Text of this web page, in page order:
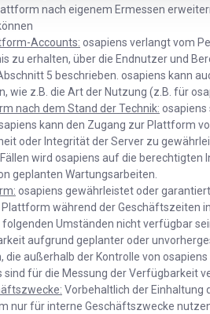
nach eigenem Ermessen
Accounts: osapiens verlangt vom
zu erhalten, über die Endnutzer und
5 beschrieben. osapiens kann
wie z.B. die Art der Nutzung (z.B. für
nach dem Stand der Technik:
kann den Zugang zur Plattform
oder Integrität der Server zu
wird osapiens auf die berechtigten
geplanten Wartungsarbeiten.
osapiens gewährleistet oder
während der Geschäftszeiten
Umständen nicht verfügbar
aufgrund geplanter oder
die außerhalb der Kontrolle von
sind für die Messung der Verfügbarkeit
Vorbehaltlich der Einhaltung
nur für interne Geschäftszwecke